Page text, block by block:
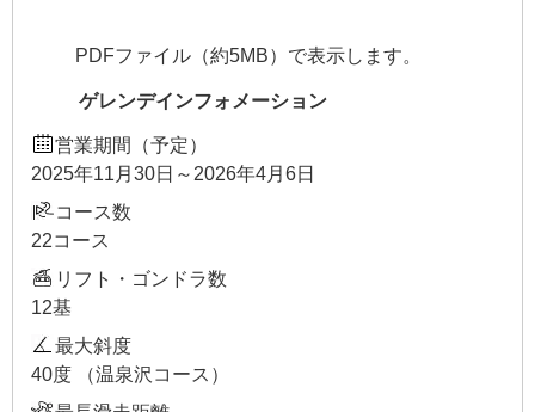
PDFファイル（約5MB）で表示します。
ゲレンデインフォメーション
営業期間（予定）
2025年11月30日～2026年4月6日
コース数
22コース
リフト・ゴンドラ数
12基
最大斜度
40度 （温泉沢コース）